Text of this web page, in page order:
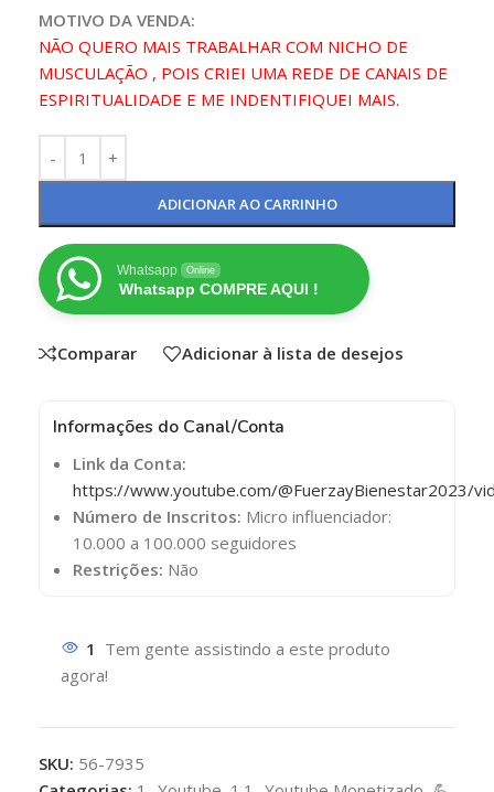
MOTIVO DA VENDA:
NÃO QUERO MAIS TRABALHAR COM NICHO DE
MUSCULAÇÃO , POIS CRIEI UMA REDE DE CANAIS DE
ESPIRITUALIDADE E ME INDENTIFIQUEI MAIS.
ADICIONAR AO CARRINHO
Whatsapp Online
Whatsapp COMPRE AQUI !
Comparar Adicionar à lista de desejos
Informações do Canal/Conta
Link da Conta:
https://www.youtube.com/@FuerzayBienestar2023/
Número de Inscritos: Micro influenciador:
10.000 a 100.000 seguidores
Restrições: Não
1 Tem gente assistindo a este produto
agora!
SKU: 56-7935